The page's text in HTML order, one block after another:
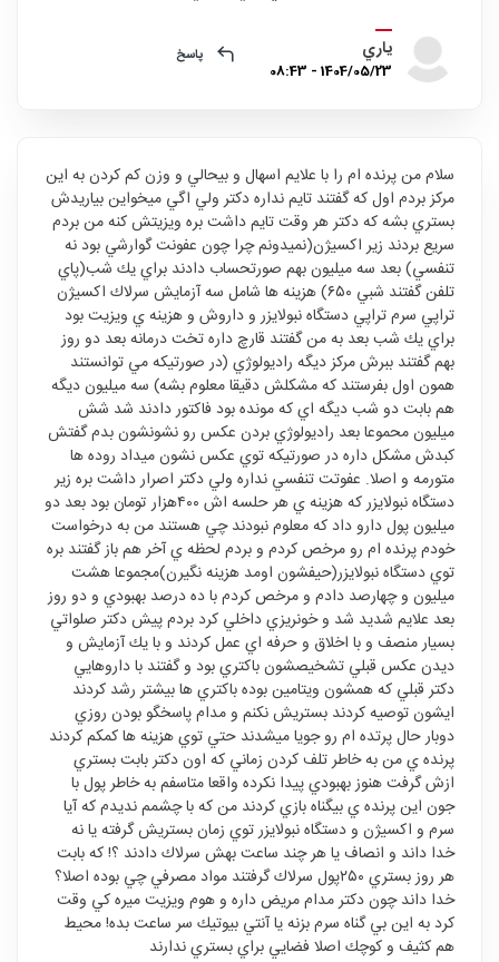
ياري
1404/05/23 - 08:43
پاسخ
سلام من پرنده ام را با علايم اسهال و بيحالي و وزن كم كردن به اين
مركز بردم اول كه گفتند تايم نداره دكتر ولي اگي ميخواين بياريدش
بستري بشه كه دكتر هر وقت تايم داشت بره ويزيتش كنه من بردم
سريع بردند زير اكسيژن(نميدونم چرا چون عفونت گوارشي بود نه
تنفسي) بعد سه ميليون بهم صورتحساب دادند براي يك شب(پاي
تلفن گفتند شبي ٦٥٠) هزينه ها شامل سه آزمايش سرلاك اكسيژن
تراپي سرم تراپي دستگاه نبولايزر و داروش و هزينه ي ويزيت بود
براي يك شب بعد به من گفتند قارچ داره تخت درمانه بعد دو روز
بهم گفتند ببرش مركز ديگه راديولوژي (در صورتيكه مي توانستند
همون اول بفرستند كه مشكلش دقيقا معلوم بشه) سه ميليون ديگه
هم بابت دو شب ديگه اي كه مونده بود فاكتور دادند شد شش
ميليون محموعا بعد راديولوژي بردن عكس رو نشونشون بدم گفتش
كبدش مشكل داره در صورتيكه توي عكس نشون ميداد روده ها
متورمه و اصلا. عفوتت تنفسي نداره ولي دكتر اصرار داشت بره زير
دستگاه نبولايزر كه هزينه ي هر حلسه اش ٤٠٠هزار تومان بود بعد دو
ميليون پول دارو داد كه معلوم نبودند چي هستند من به درخواست
خودم پرنده ام رو مرخص كردم و بردم لحظه ي آخر هم باز گفتند بره
توي دستگاه نبولايزر(حيفشون اومد هزينه نگيرن)مجموعا هشت
ميليون و چهارصد دادم و مرخص كردم با ده درصد بهبودي و دو روز
بعد علايم شديد شد و خونريزي داخلي كرد بردم پيش دكتر صلواتي
بسيار منصف و با اخلاق و حرفه اي عمل كردند و با يك آزمايش و
ديدن عكس قبلي تشخيصشون باكتري بود و گفتند با داروهايي
دكتر قبلي كه همشون ويتامين بوده باكتري ها بيشتر رشد كردند
ايشون توصيه كردند بستريش نكنم و مدام پاسخگو بودن روزي
دوبار حال پرتده ام رو جويا ميشدند حتي توي هزينه ها كمكم كردند
پرنده ي من به خاطر تلف كردن زماني كه اون دكتر بابت بستري
ازش گرفت هنوز بهبودي پيدا نكرده واقعا متاسفم به خاطر پول با
جون اين پرنده ي بيگناه بازي كردند من كه با چشمم نديدم كه آيا
سرم و اكسيژن و دستگاه نبولايزر توي زمان بستريش گرفته يا نه
خدا داند و انصاف يا هر چند ساعت بهش سرلاك دادند ؟! كه بابت
هر روز بستري ٢٥٠پول سرلاك گرفتند مواد مصرفي چي بوده اصلا؟
خدا داند چون دكتر مدام مريض داره و هوم ويزيت ميره كي وقت
كرد به اين بي گناه سرم بزنه يا آنتي بيوتيك سر ساعت بده! محيط
هم كثيف و كوچك اصلا فضايي براي بستري ندارند